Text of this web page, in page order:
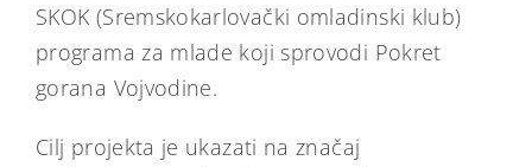
SKOK (Sremskokarlovački omladinski klub)
programa za mlade koji sprovodi Pokret
gorana Vojvodine.
Cilj projekta je ukazati na značaj